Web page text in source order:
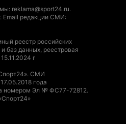
: reklama@sport24.ru.
. Email редакции СМИ:
реестр российских
баз данных, реестровая
г
СМИ
года
номером Эл № ФС77-72812.